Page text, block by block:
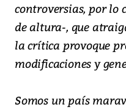
controversias, por lo
de altura-, que
la crítica provoque
modificaciones y
Somos un país